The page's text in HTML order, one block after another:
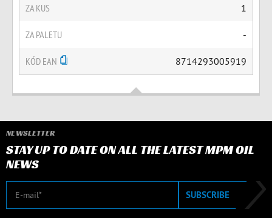
ZA KUS 1
ZA PALETU -
KÓD EAN 8714293005919
NEWSLETTER
STAY UP TO DATE ON ALL THE LATEST MPM OIL
NEWS
E-mail SUBSCRIBE